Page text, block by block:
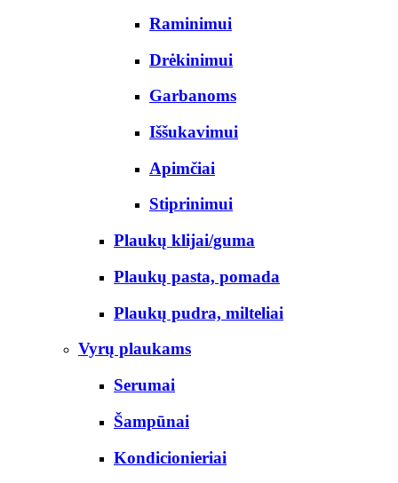
Raminimui
Drėkinimui
Garbanoms
Iššukavimui
Apimčiai
Stiprinimui
Plaukų klijai/guma
Plaukų pasta, pomada
Plaukų pudra, milteliai
Vyrų plaukams
Serumai
Šampūnai
Kondicionieriai